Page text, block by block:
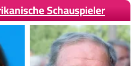
Schauspieler